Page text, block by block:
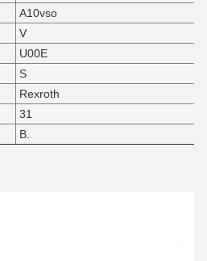
A10vso
V
U00E
S
Rexroth
31
B.